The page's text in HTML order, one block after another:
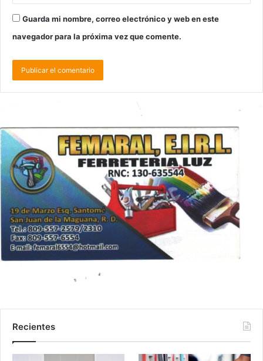
Guarda mi nombre, correo electrónico y web en este
navegador para la próxima vez que comente.
Recientes